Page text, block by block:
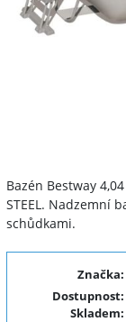
Bazén Bestway
STEEL. Nadzemní
schůdkami.
Značka:
Dostupnost:
Skladem: